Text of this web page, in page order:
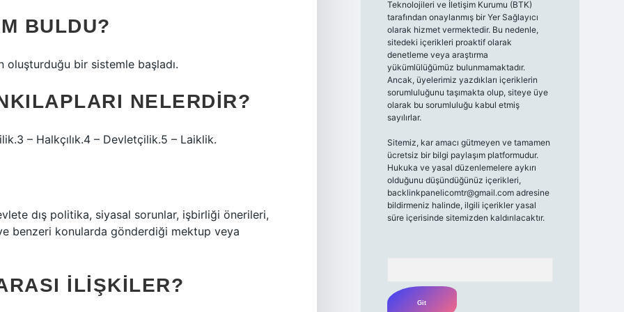
BULDU?
oluşturduğu bir sistemle başladı.
NELERDIR?
– Halkçılık.4 – Devletçilik.5 – Laiklik.
dış politika, siyasal sorunlar, işbirliği önerileri,
benzeri konularda gönderdiği mektup veya
ILIŞKILER?
Teknolojileri ve İletişim Kurumu (BTK)
tarafından onaylanmış bir Yer Sağlayıcı
olarak hizmet vermektedir. Bu nedenle,
sitedeki içerikleri proaktif olarak
denetleme veya araştırma
yükümlülüğümüz bulunmamaktadır.
Ancak, üyelerimiz yazdıkları içeriklerin
sorumluluğunu taşımakta olup, siteye üye
olarak bu sorumluluğu kabul etmiş
sayılırlar.
Sitemiz, kar amacı gütmeyen ve tamamen
ücretsiz bir bilgi paylaşım platformudur.
Hukuka ve yasal düzenlemelere aykırı
olduğunu düşündüğünüz içerikleri,
backlinkpanelicomtr@gmail.comadresine
bildirmeniz halinde, ilgili içerikler yasal
süre içerisinde sitemizden kaldırılacaktır.